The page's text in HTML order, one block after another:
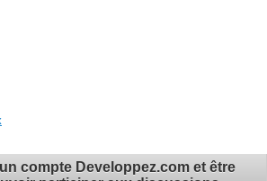
compte Developpez.com et être